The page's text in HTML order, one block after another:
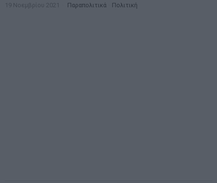
19 Νοεμβρίου 2021 Παραπολιτικά Πολιτική